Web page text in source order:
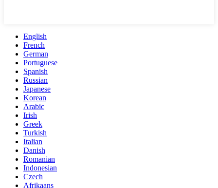
English
French
German
Portuguese
Spanish
Russian
Japanese
Korean
Arabic
Irish
Greek
Turkish
Italian
Danish
Romanian
Indonesian
Czech
Afrikaans